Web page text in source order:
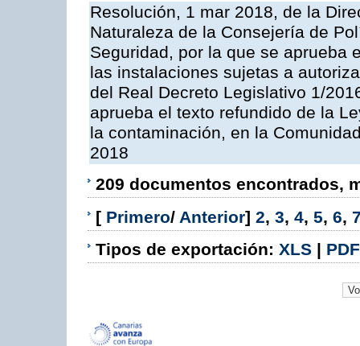
Resolución, 1 mar 2018, de la
Naturaleza de la Consejería de
Seguridad, por la que se aprueba
las instalaciones sujetas a
del Real Decreto Legislativo 1/
aprueba el texto refundido de la
la contaminación, en la
2018
209 documentos encontrados,
[ Primero/ Anterior] 2, 3, 4, 5, 6,
Tipos de exportación: XLS | PDF